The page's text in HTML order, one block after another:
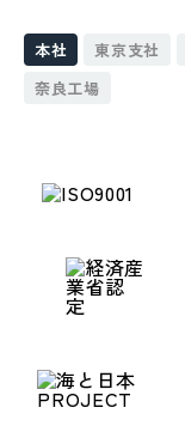
本社 東京支社
奈良工場